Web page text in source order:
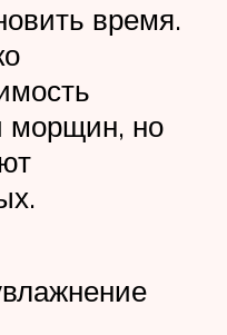
время.
морщин, но